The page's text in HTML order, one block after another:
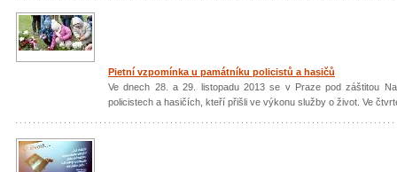
Pietní vzpomínka u památníku policistů a hasičů
Ve dnech 28. a 29. listopadu 2013 se v Praze pod záštitou
policistech a hasičích, kteří přišli ve výkonu služby o život. Ve